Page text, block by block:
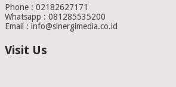
Phone : 02182627171
Whatsapp : 081285535200
Email : info@sinergimedia.co.id
Visit Us